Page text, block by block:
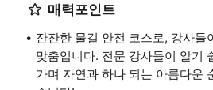
매력포인트
잔잔한 물길 안전 코스로, 강사
맞춤입니다. 전문 강사들이 알기
가며 자연과 하나 되는 아름다운